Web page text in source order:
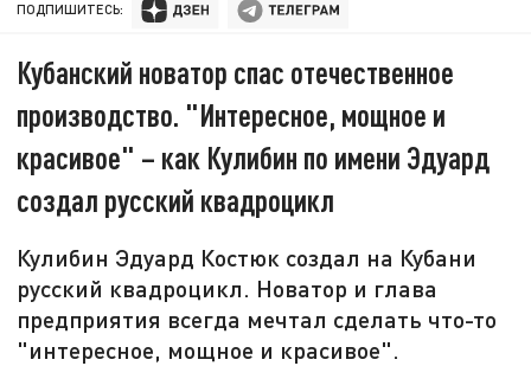
ПОДПИШИТЕСЬ:
Кубанский новатор спас отечественное
производство. "Интересное, мощное и
красивое" – как Кулибин по имени Эдуард
создал русский квадроцикл
Кулибин Эдуард Костюк создал на Кубани
русский квадроцикл. Новатор и глава
предприятия всегда мечтал сделать что-то
"интересное, мощное и красивое".